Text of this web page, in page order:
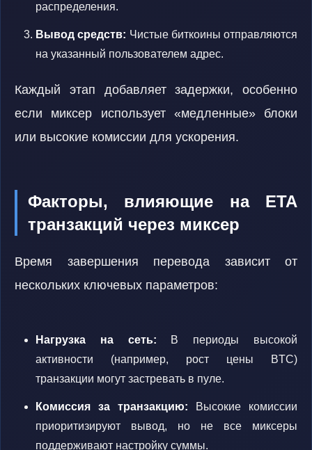
распределения.
Вывод средств: Чистые биткоины отправляются
на указанный пользователем адрес.
Каждый этап добавляет задержки, особенно
если миксер использует «медленные» блоки
или высокие комиссии для ускорения.
Факторы, влияющие на ETA
транзакций через миксер
Время завершения перевода зависит от
нескольких ключевых параметров:
Нагрузка на сеть: В периоды высокой
активности (например, рост цены BTC)
транзакции могут застревать в пуле.
Комиссия за транзакцию: Высокие комиссии
приоритизируют вывод, но не все миксеры
поддерживают настройку суммы.